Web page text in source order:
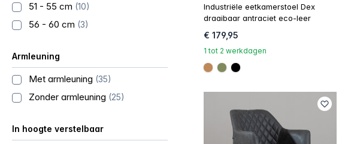
51 - 55 cm (10)
56 - 60 cm (3)
Armleuning
Met armleuning (35)
Zonder armleuning (25)
In hoogte verstelbaar
Industriële eetkamerstoel Dex
draaibaar antraciet eco-leer
€ 179,95
1 tot 2 werkdagen
#be8957
#808a5d
#000000